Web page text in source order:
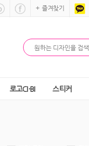
+ 즐겨찾기
로고CI·BI 스티커